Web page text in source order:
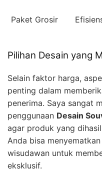
Paket Grosir
Pilihan Desain yang
Selain faktor harga,
penting dalam
penerima. Saya sangat
penggunaan Desain
agar produk yang
Anda bisa
wisudawan untuk
eksklusif.